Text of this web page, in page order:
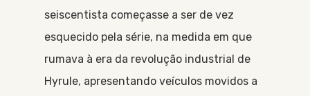
seiscentista começasse a ser de vez
esquecido pela série, na medida em que
rumava à era da revolução industrial de
Hyrule, apresentando veículos movidos a